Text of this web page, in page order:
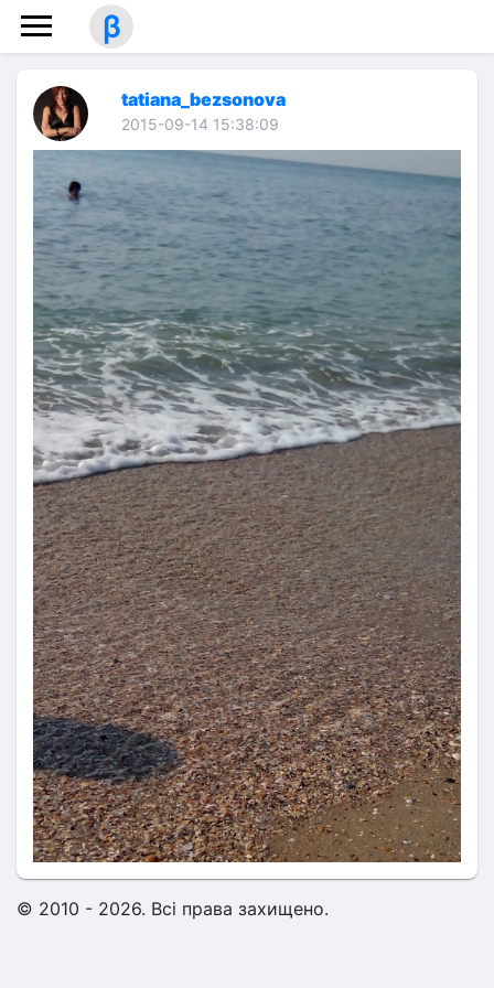
β
tatiana_bezsonova
2015-09-14 15:38:09
© 2010 - 2026. Всі права захищено.